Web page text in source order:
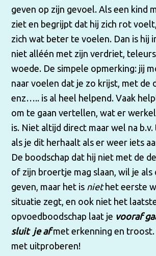
geven op zijn gevoel. Als een kind
ziet en begrijpt dat hij zich rot
zich wat beter te voelen. Dan is hij
niet alléén met zijn verdriet,
woede. De simpele opmerking: jij
naar voelen dat je zo krijst, met de
enz….. is al heel helpend. Vaak
om te gaan vertellen, wat er
is. Niet altijd direct maar wel na
als je dit herhaalt als er weer iets
De boodschap dat hij niet met de
of zijn broertje mag slaan, wil je
geven, maar het is niethet eerste
situatie zegt, en ook niet het
opvoedboodschap laat je vooraf
sluit je afmet erkenning en troost.
met uitproberen!